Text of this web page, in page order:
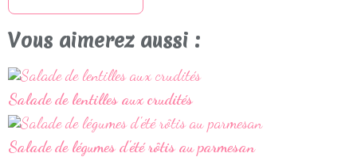
Vous aimerez aussi :
Salade de lentilles aux crudités
Salade de légumes d'été rôtis au parmesan